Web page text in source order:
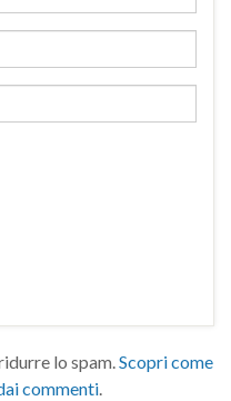
lo spam.Scopri come
commenti.